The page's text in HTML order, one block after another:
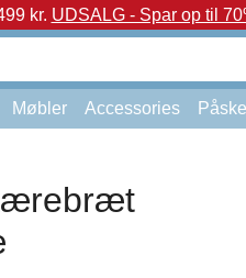
kr. UDSALG - Spar op til
Møbler Accessories Påske